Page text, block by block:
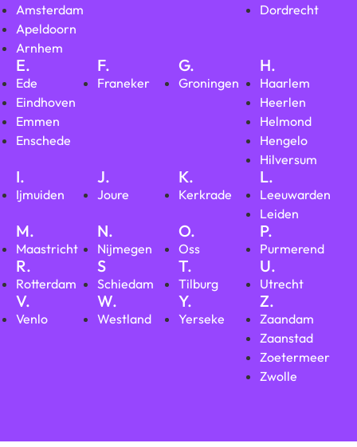
Amsterdam
Apeldoorn
Arnhem
Dordrecht
E.
Ede
Eindhoven
Emmen
Enschede
F.
Franeker
G.
Groningen
H.
Haarlem
Heerlen
Helmond
Hengelo
Hilversum
I.
Ijmuiden
J.
Joure
K.
Kerkrade
L.
Leeuwarden
Leiden
M.
Maastricht
N.
Nijmegen
O.
Oss
P.
Purmerend
R.
Rotterdam
S
Schiedam
T.
Tilburg
U.
Utrecht
V.
Venlo
W.
Westland
Y.
Yerseke
Z.
Zaandam
Zaanstad
Zoetermeer
Zwolle